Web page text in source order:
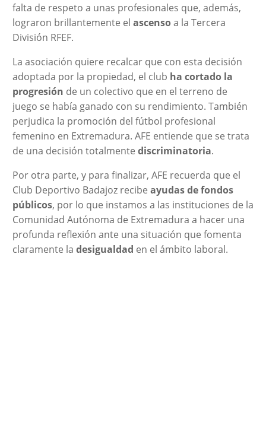
falta de respeto a unas profesionales que, además,
lograron brillantemente el ascensoa la Tercera
División RFEF.
La asociación quiere recalcar que con esta decisión
adoptada por la propiedad, el club ha cortado la
progresión de un colectivo que en el terreno de
juego se había ganado con su rendimiento. También
perjudica la promoción del fútbol profesional
femenino en Extremadura. AFE entiende que se trata
de una decisión totalmente discriminatoria.
Por otra parte, y para finalizar, AFE recuerda que el
Club Deportivo Badajoz recibe ayudas de fondos
públicos, por lo que instamos a las instituciones de la
Comunidad Autónoma de Extremadura a hacer una
profunda reflexión ante una situación que fomenta
claramente la desigualdad en el ámbito laboral.